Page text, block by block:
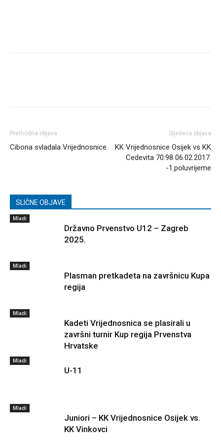
Prethodna objava
Cibona svladala Vrijednosnice
Sljedeća objava
KK Vrijednosnice Osijek vs KK
Cedevita 70:98 06.02.2017.
-1.poluvrijeme
SLIČNE OBJAVE
Mladi
Državno Prvenstvo U12 – Zagreb
2025.
Mladi
Plasman pretkadeta na završnicu Kupa
regija
Mladi
Kadeti Vrijednosnica se plasirali u
završni turnir Kup regija Prvenstva
Hrvatske
Mladi
U-11
Mladi
Juniori – KK Vrijednosnice Osijek vs.
KK Vinkovci